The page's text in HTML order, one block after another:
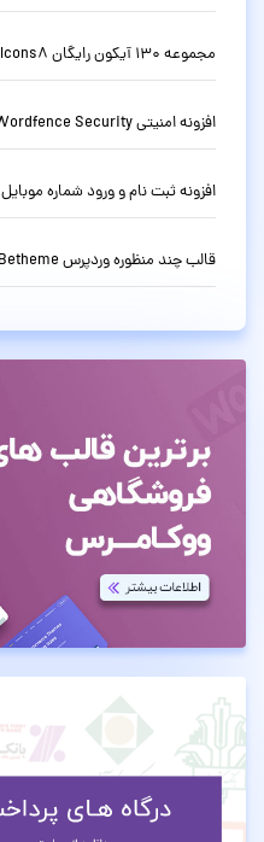
مجموعه 130 آیکون رایگان Icons8 به صورت SVG
افزونه امنیتی Wordfence Security وردپرس نسخه 8.1.4
افزونه ثبت نام و ورود شماره موبایل Digits وردپرس نسخه 9.2
قالب چند منظوره وردپرس Betheme نسخه 28.5.6